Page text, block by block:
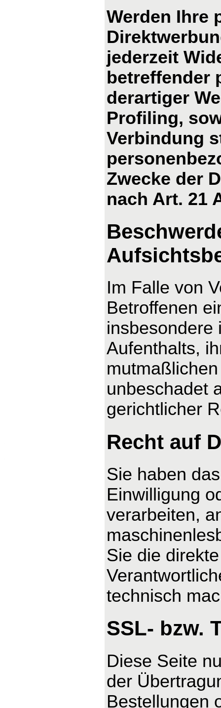
Werden Ihre
jederzeit
betreffender
derartiger
Profiling,
Verbindung
Zwecke der
nach Art. 21
Im Falle von
Betroffenen
insbesondere
Aufenthalts,
unbeschadet
gerichtlicher
Recht auf
Sie haben
Einwilligung
verarbeiten,
Sie die
technisch
SSL- bzw.
Diese Seite
der
Bestellungen